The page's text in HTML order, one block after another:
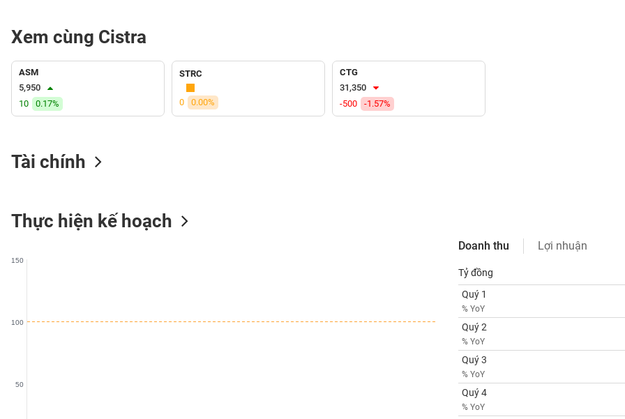
Xem cùng Cistra
ASM
5,950
10
0.17%
STRC
0 0.00%
CTG
31,350
-500
-1.57%
Tài chính
Thực hiện kế hoạch
50
100
150
Doanh thu Lợi nhuận
Tỷ đồng
Quý 1
% YoY
Quý 2
% YoY
Quý 3
% YoY
Quý 4
% YoY
TƯ
XUẤT
DỮ
LIỆU
TIN
Ngành
(-)
SECTOR